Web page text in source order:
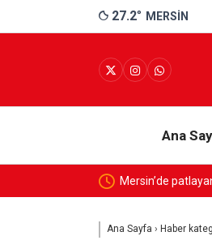
27.2° MERSIN
Ana
Mersin’de patlayan domates
Ana Sayfa › Haber